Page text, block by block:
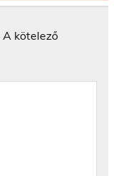
A kötelező